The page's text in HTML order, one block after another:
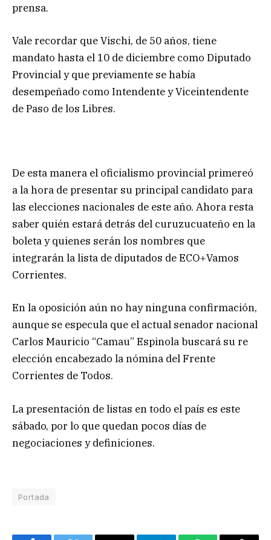
prensa.
Vale recordar que Vischi, de 50 años, tiene
mandato hasta el 10 de diciembre como Diputado
Provincial y que previamente se había
desempeñado como Intendente y Viceintendente
de Paso de los Libres.
De esta manera el oficialismo provincial primereó
a la hora de presentar su principal candidato para
las elecciones nacionales de este año. Ahora resta
saber quién estará detrás del curuzucuateño en la
boleta y quienes serán los nombres que
integrarán la lista de diputados de ECO+Vamos
Corrientes.
En la oposición aún no hay ninguna confirmación,
aunque se especula que el actual senador nacional
Carlos Mauricio “Camau” Espinola buscará su re
elección encabezado la nómina del Frente
Corrientes de Todos.
La presentación de listas en todo el país es este
sábado, por lo que quedan pocos días de
negociaciones y definiciones.
Portada